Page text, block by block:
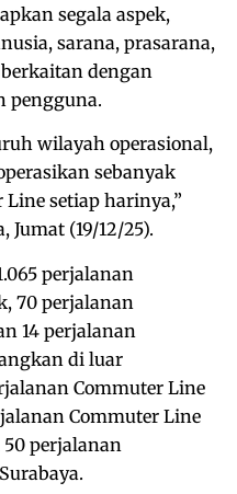
segala aspek,
sarana, prasarana,
dengan
pengguna.
wilayah operasional,
sebanyak
setiap harinya,”
(19/12/25).
perjalanan
70 perjalanan
14 perjalanan
di luar
Commuter Line
Commuter Line
perjalanan